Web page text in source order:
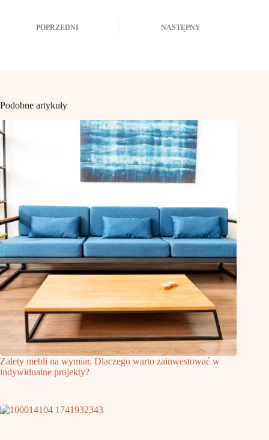
POPRZEDNI NASTĘPNY
Podobne artykuły
Zalety mebli na wymiar. Dlaczego warto zainwestować w
indywidualne projekty?